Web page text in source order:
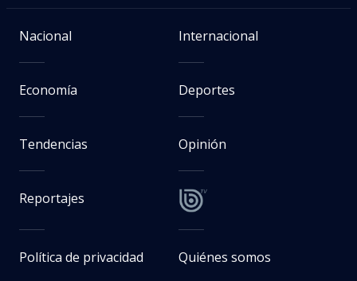
Nacional Internacional
Economía Deportes
Tendencias Opinión
Reportajes
Política de privacidad Quiénes somos